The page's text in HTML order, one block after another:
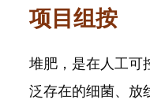
项目组按
堆肥，是在人工可
泛存在的细菌、放